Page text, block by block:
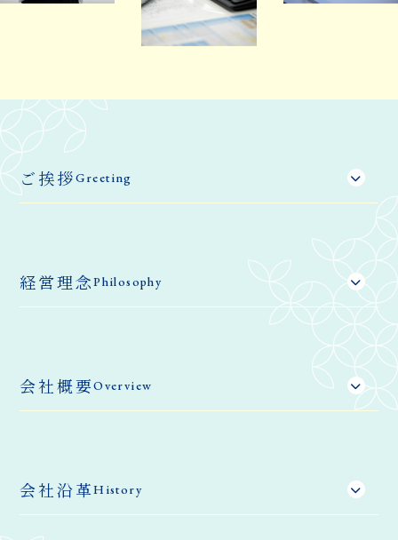
ご挨拶Greeting
経営理念Philosophy
会社概要Overview
会社沿革History